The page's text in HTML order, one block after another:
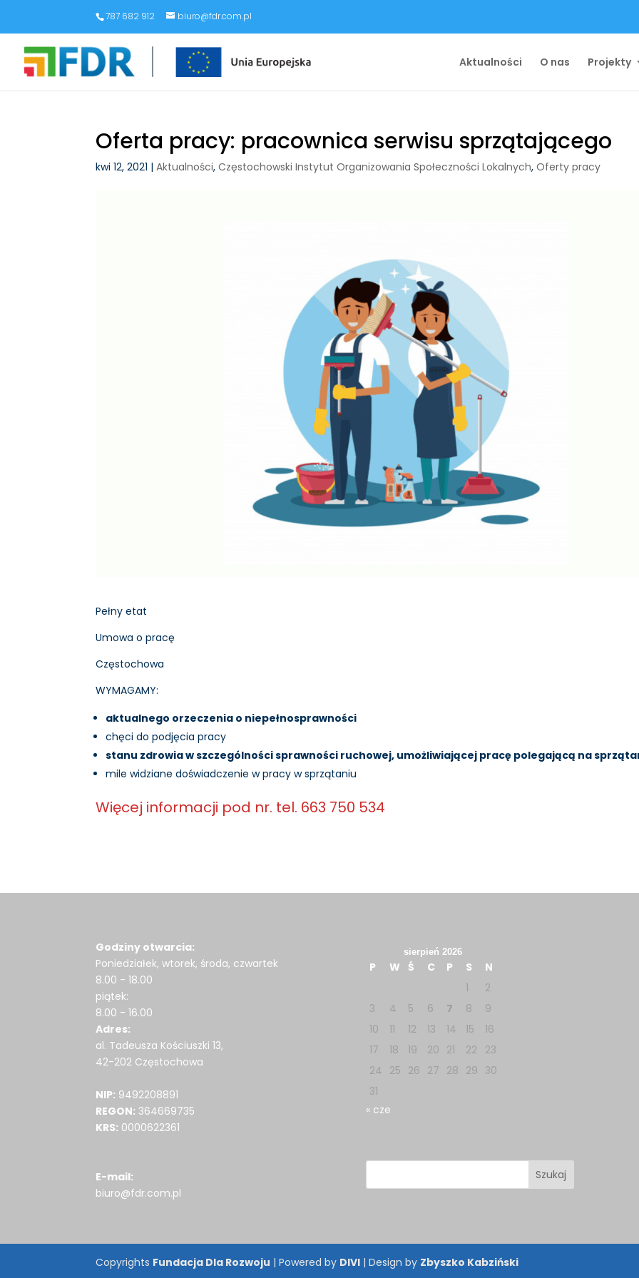
787 682 912 biuro@fdr.com.pl
Aktualności O nas Projekty
Oferta pracy: pracownica serwisu sprzątającego
kwi 12, 2021 |Aktualności,Częstochowski Instytut Organizowania Społeczności Lokalnych,Oferty pracy
Pełny etat
Umowa o pracę
Częstochowa
WYMAGAMY:
aktualnego orzeczenia o niepełnosprawności
chęci do podjęcia pracy
stanu zdrowia w szczególności sprawności ruchowej, umożliwiającej pracę polegającą na
mile widziane doświadczenie w pracy w sprzątaniu
Więcej informacji pod nr. tel. 663 750 534
Godziny otwarcia:
Poniedziałek, wtorek, środa, czwartek
8.00 - 18.00
piątek:
8.00 - 16.00
Adres:
al. Tadeusza Kościuszki 13,
42-202 Częstochowa
NIP: 9492208891
REGON: 364669735
KRS: 0000622361
E-mail:
biuro@fdr.com.pl
sierpień 2026
P W Ś C P S
N
1
2
3
4 5 6 7 8
9
10
11 12 13 14 15
16
17
18 19 20 21 22
23
24 25 26 27 28 29 30
31
« cze
Copyrights Fundacja Dla Rozwoju | Powered by DIVI | Design by Zbyszko Kabziński